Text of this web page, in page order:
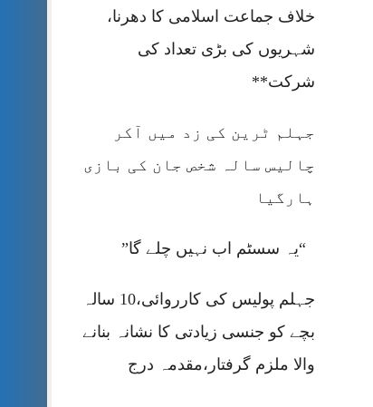
خلاف جماعت اسلامی کا دھرنا،
شہریوں کی بڑی تعداد کی
شرکت**
جہلم ٹرین کی زد میں آکر
چالیس سالہ شخص جان کی بازی
ہارگیا
“یہ سسٹم اب نہیں چلے گا”
جہلم پولیس کی کارروائی،10 سالہ
بچے کو جنسی زیادتی کا نشانہ بنانے
والا ملزم گرفتار،مقدمہ درج